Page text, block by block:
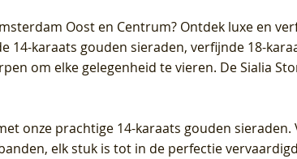
met Lab
Blush Lab Diamonds Ring
Geelgoud (14k) met Lab grown
Diamant
LG1042Y –
grown
Blush Lab Diamonds
LG7027Y - Geelgoud (14k) met
grown Diamant
LG1044Y –
grown
Blush Lab Diamonds
LG7026Y - Geelgoud (14k) met
grown Diamant
Oost en Centrum? Ontdek luxe en
14-karaats gouden sieraden, verfijnde 18-
om elke gelegenheid te vieren. De Sialia
onze prachtige 14-karaats gouden
elk stuk is tot in de perfectie